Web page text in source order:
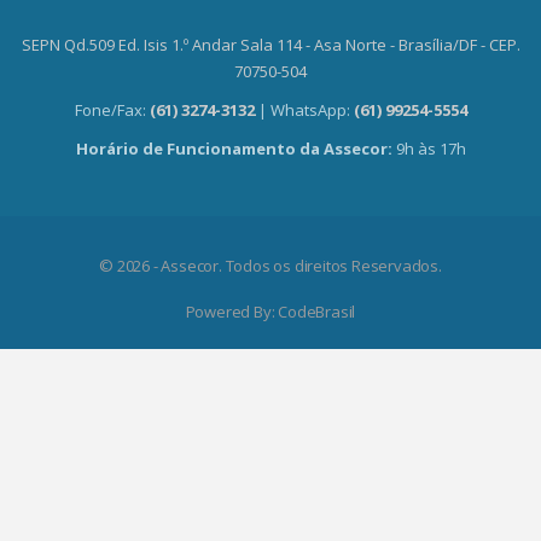
SEPN Qd.509 Ed. Isis 1.º Andar Sala 114 - Asa Norte - Brasília/DF - CEP.
70750-504
Fone/Fax: (61) 3274-3132 | WhatsApp: (61) 99254-5554
Horário de Funcionamento da Assecor: 9h às 17h
© 2026 - Assecor. Todos os direitos Reservados.
Powered By: CodeBrasil